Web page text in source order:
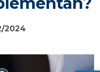
2024